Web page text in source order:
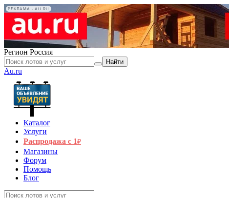
РЕКЛАМА • AU.RU
Регион Россия
Найти
Au.ru
Каталог
Услуги
Распродажа с 1₽
Магазины
Форум
Помощь
Блог